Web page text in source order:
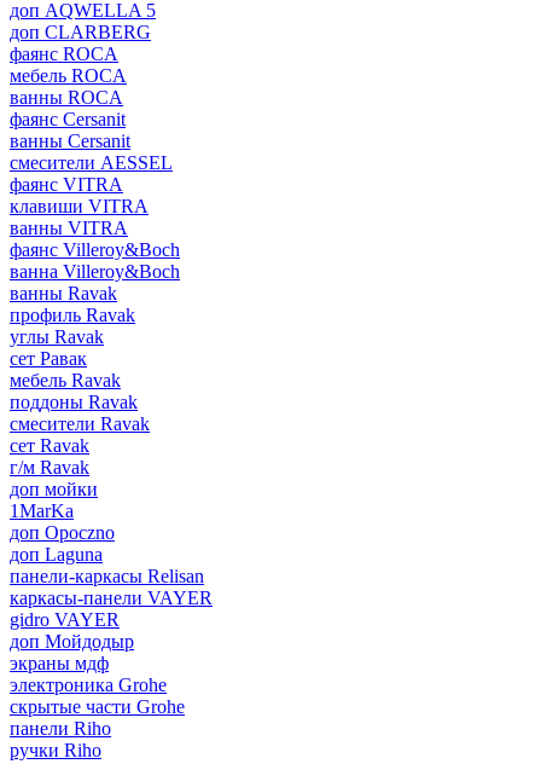
доп AQWELLA 5
доп CLARBERG
фаянс ROCA
мебель ROCA
ванны ROCA
фаянс Cersanit
ванны Cersanit
смесители AESSEL
фаянс VITRA
клавиши VITRA
ванны VITRA
фаянс Villeroy&Boch
ванна Villeroy&Boch
ванны Ravak
профиль Ravak
углы Ravak
сет Равак
мебель Ravak
поддоны Ravak
смесители Ravak
сет Ravak
г/м Ravak
доп мойки
1MarKa
доп Opoczno
доп Laguna
панели-каркасы Relisan
каркасы-панели VAYER
gidro VAYER
доп Мойдодыр
экраны мдф
электроника Grohe
скрытые части Grohe
панели Riho
ручки Riho